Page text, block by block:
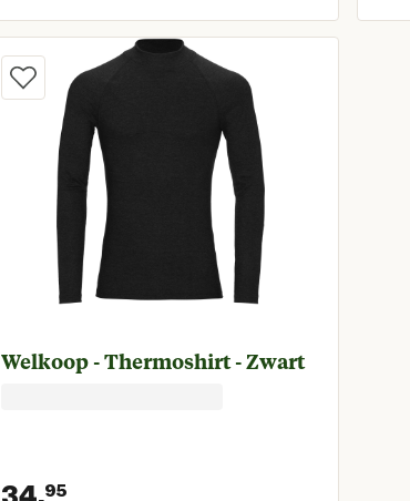
Huidige prijs € 31,95
Welkoop - Thermoshirt - Zwart
95